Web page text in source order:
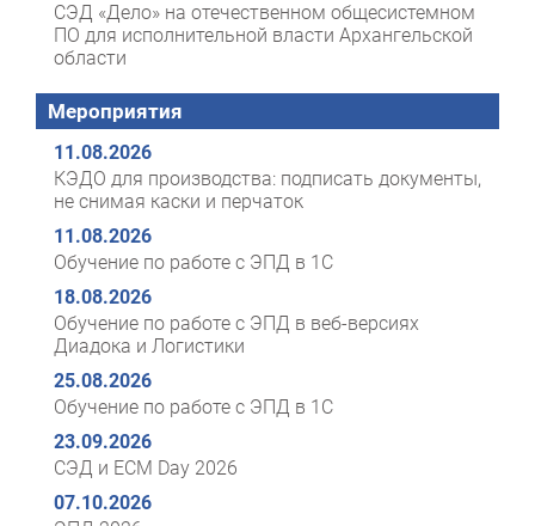
СЭД «Дело» на отечественном общесистемном
ПО для исполнительной власти Архангельской
области
Мероприятия
11.08.2026
КЭДО для производства: подписать документы,
не снимая каски и перчаток
11.08.2026
Обучение по работе с ЭПД в 1С
18.08.2026
Обучение по работе с ЭПД в веб-версиях
Диадока и Логистики
25.08.2026
Обучение по работе с ЭПД в 1С
23.09.2026
СЭД и ECM Day 2026
07.10.2026